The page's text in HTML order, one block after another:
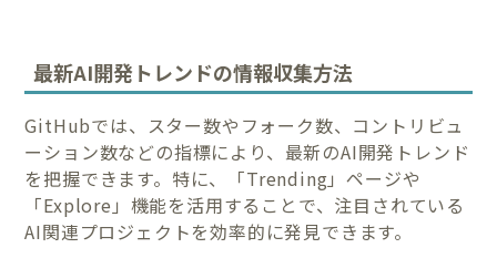
最新AI開発トレンドの情報収集方法
GitHubでは、スター数やフォーク数、コントリビュ
ーション数などの指標により、最新のAI開発トレンド
を把握できます。特に、「Trending」ページや
「Explore」機能を活用することで、注目されている
AI関連プロジェクトを効率的に発見できます。